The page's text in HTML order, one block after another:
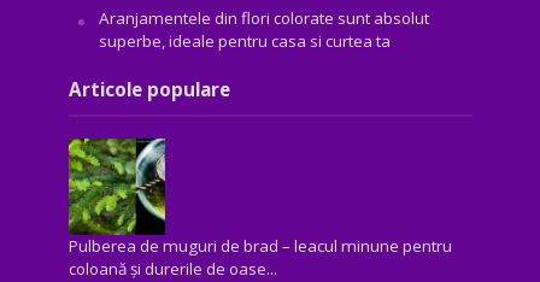
Aranjamentele din flori colorate sunt absolut
superbe, ideale pentru casa si curtea ta
Articole populare
Pulberea de muguri de brad – leacul minune pentru
coloană și durerile de oase...